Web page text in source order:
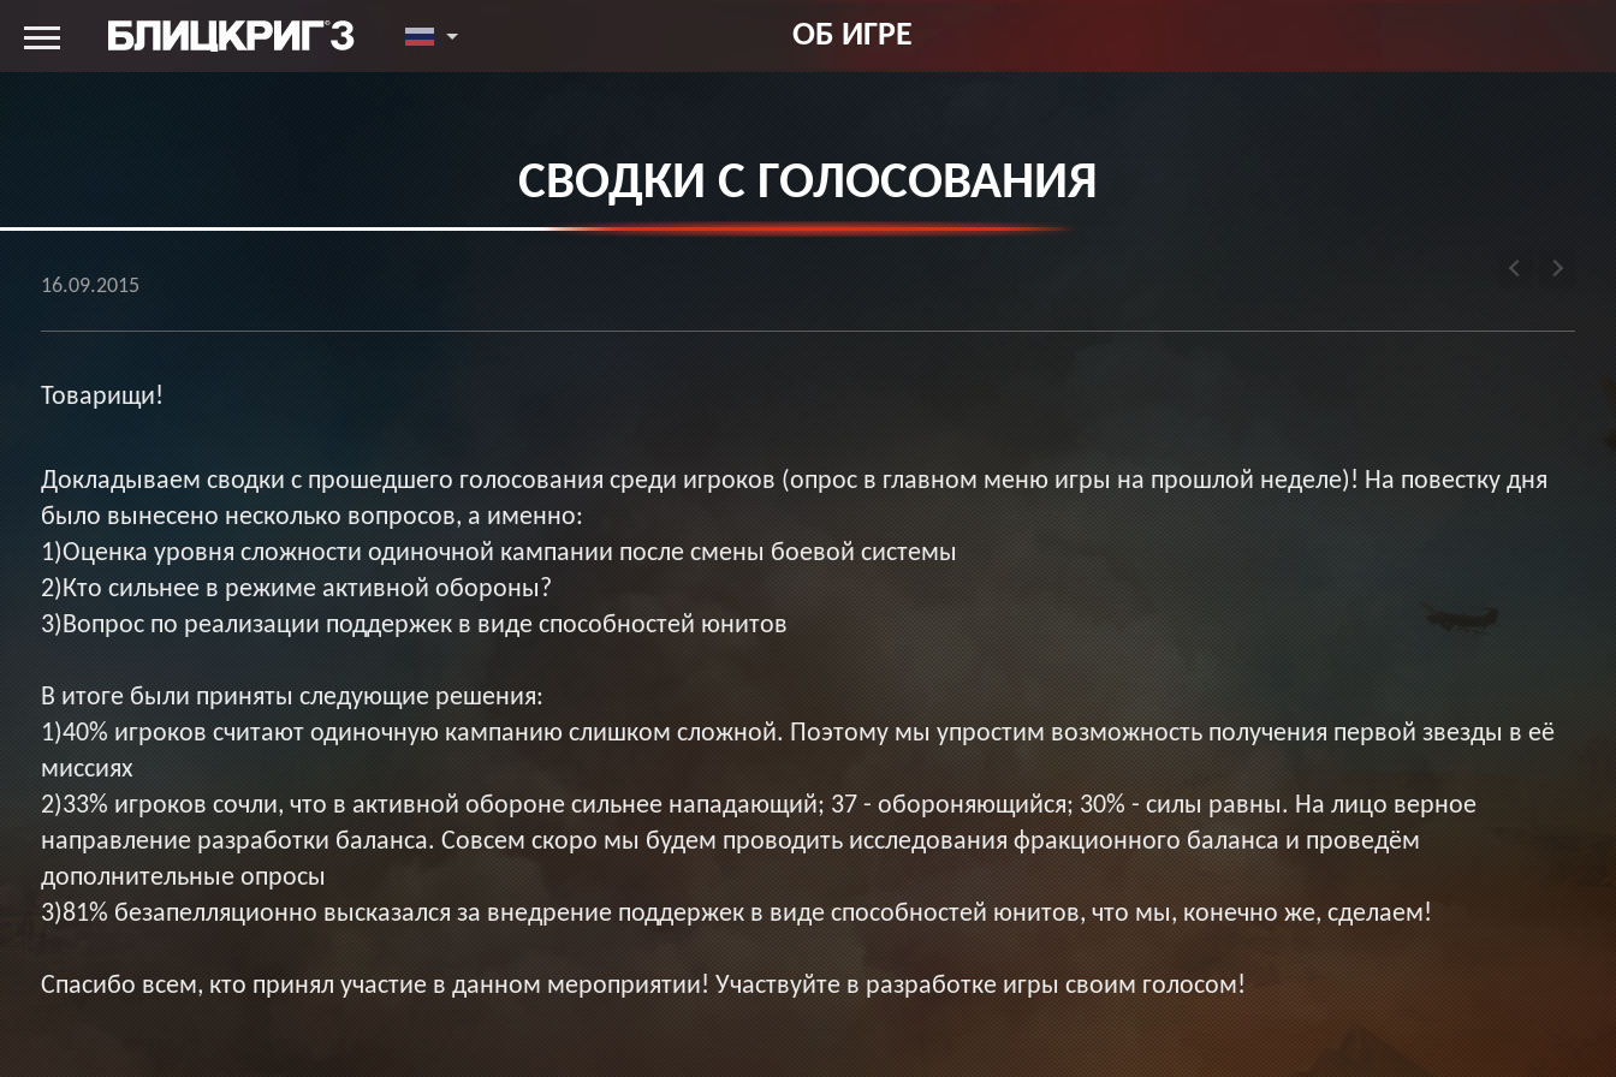
ОБ ИГРЕ
СВОДКИ С ГОЛОСОВАНИЯ
16.09.2015
Товарищи!
Докладываем сводки с прошедшего голосования среди игроков (опрос в главном меню игры на прошлой неделе)! На повестку дня
было вынесено несколько вопросов, а именно:
1)Оценка уровня сложности одиночной кампании после смены боевой системы
2)Кто сильнее в режиме активной обороны?
3)Вопрос по реализации поддержек в виде способностей юнитов
В итоге были приняты следующие решения:
1)40% игроков считают одиночную кампанию слишком сложной. Поэтому мы упростим возможность получения первой звезды в её
миссиях
2)33% игроков сочли, что в активной обороне сильнее нападающий; 37 - обороняющийся; 30% - силы равны. На лицо верное
направление разработки баланса. Совсем скоро мы будем проводить исследования фракционного баланса и проведём
дополнительные опросы
3)81% безапелляционно высказался за внедрение поддержек в виде способностей юнитов, что мы, конечно же, сделаем!
Спасибо всем, кто принял участие в данном мероприятии! Участвуйте в разработке игры своим голосом!